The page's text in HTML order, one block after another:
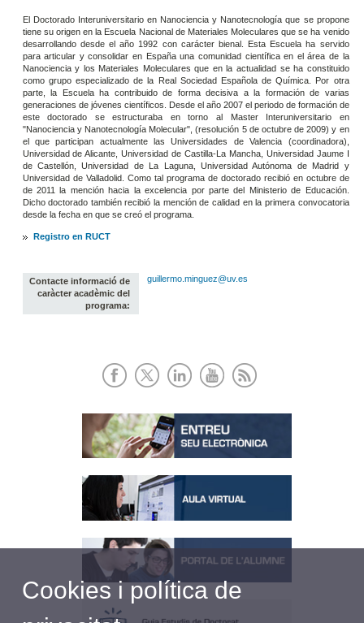
El Doctorado Interuniversitario en Nanociencia y Nanotecnología que se propone
tiene su origen en la Escuela Nacional de Materiales Moleculares que se ha venido
desarrollando desde el año 1992 con carácter bienal. Esta Escuela ha servido
para articular y consolidar en España una comunidad científica en el área de la
Nanociencia y los Materiales Moleculares que en la actualidad se ha constituido
como grupo especializado de la Real Sociedad Española de Química. Por otra
parte, la Escuela ha contribuido de forma decisiva a la formación de varias
generaciones de jóvenes científicos. Desde el año 2007 el periodo de formación de
este doctorado se estructuraba en torno al Master Interuniversitario en
"Nanociencia y Nanotecnología Molecular", (resolución 5 de octubre de 2009) y en
el que participan actualmente las Universidades de Valencia (coordinadora),
Universidad de Alicante, Universidad de Castilla-La Mancha, Universidad Jaume I
de Castellón, Universidad de La Laguna, Universidad Autónoma de Madrid y
Universidad de Valladolid. Como tal programa de doctorado recibió en octubre de
de 2011 la mención hacia la excelencia por parte del Ministerio de Educación.
Dicho doctorado también recibió la mención de calidad en la primera convocatoria
desde la fecha en que se creó el programa.
Registro en RUCT
Contacte informació de
caràcter acadèmic del
programa:
guillermo.minguez@uv.es
Cookies i política de